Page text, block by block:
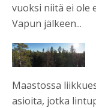
vuoksi niitä ei ole
Vapun jälkeen...
Maastossa
asioita, jotka